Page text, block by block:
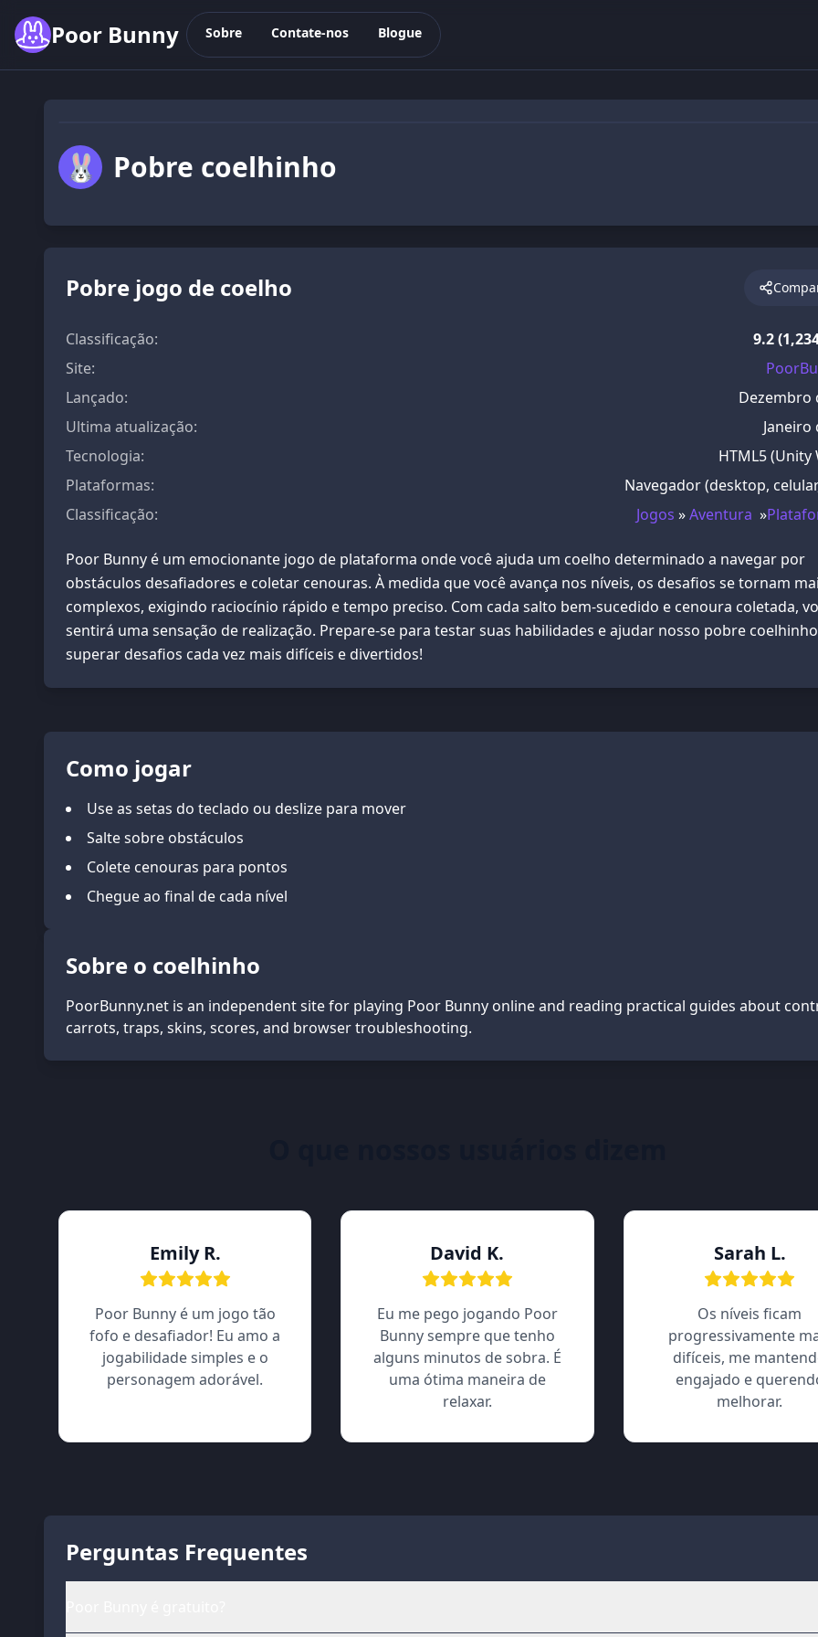
Poor Bunny Sobre Contate-nos Blogue
🐰 Pobre coelhinho
Pobre jogo de coelho
Classificação:
9.2
Site:
Lançado:
Dezembro
Ultima atualização:
Janeiro
Tecnologia:
HTML5 (Unity
Plataformas:
Navegador (desktop,
Classificação: Jogos »Aventura »
Poor Bunny é um emocionante jogo de plataforma onde você ajuda um coelho determinado a navegar por
obstáculos desafiadores e coletar cenouras. À medida que você avança nos níveis, os desafios se tornam
complexos, exigindo raciocínio rápido e tempo preciso. Com cada salto bem-sucedido e cenoura coletada,
sentirá uma sensação de realização. Prepare-se para testar suas habilidades e ajudar nosso pobre
superar desafios cada vez mais difíceis e divertidos!
Como jogar
Use as setas do teclado ou deslize para mover
Salte sobre obstáculos
Colete cenouras para pontos
Chegue ao final de cada nível
Sobre o coelhinho
PoorBunny.net is an independent site for playing Poor Bunny online and reading practical guides about
carrots, traps, skins, scores, and browser troubleshooting.
Emily R.
Poor Bunny é um jogo tão
fofo e desafiador! Eu amo a
jogabilidade simples e o
personagem adorável.
David K.
Eu me pego jogando Poor
Bunny sempre que tenho
alguns minutos de sobra. É
uma ótima maneira de
relaxar.
Sarah L.
Os níveis ficam
progressivamente
difíceis, me
engajado e
melhorar.
Perguntas Frequentes